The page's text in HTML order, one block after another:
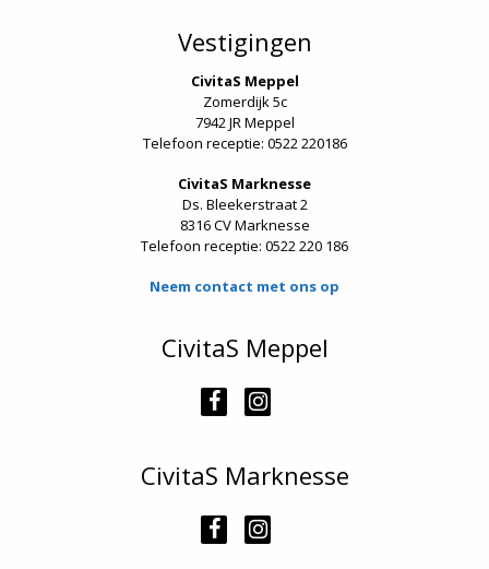
Vestigingen
CivitaS Meppel
Zomerdijk 5c
7942 JR Meppel
Telefoon receptie: 0522 220186
CivitaS Marknesse
Ds. Bleekerstraat 2
8316 CV Marknesse
Telefoon receptie: 0522 220 186
Neem contact met ons op
CivitaS Meppel
CivitaS Marknesse